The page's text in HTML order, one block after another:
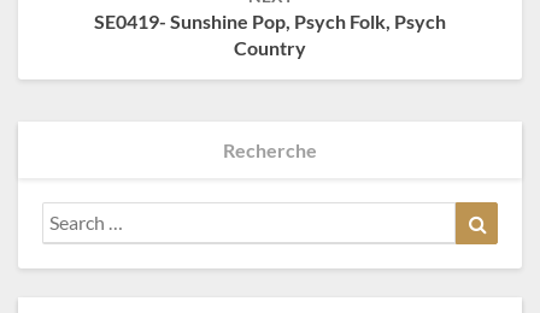
SE0419- Sunshine Pop, Psych Folk, Psych
Country
Recherche
Search
for: